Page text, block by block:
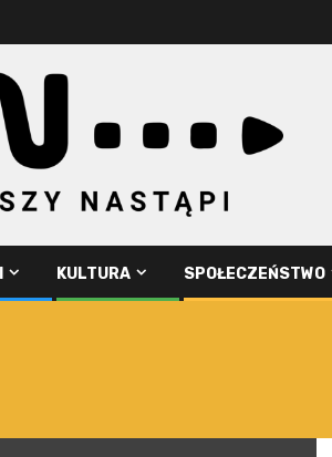
KULTURA SPOŁECZEŃSTWO